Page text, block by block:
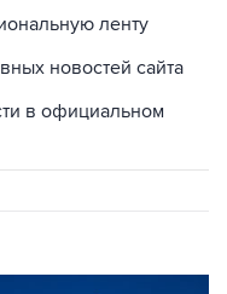
ленту
новостей сайта
в официальном